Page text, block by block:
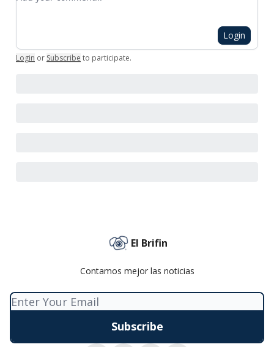
Login
Login or Subscribe to participate.
El Brifin
Contamos mejor las noticias